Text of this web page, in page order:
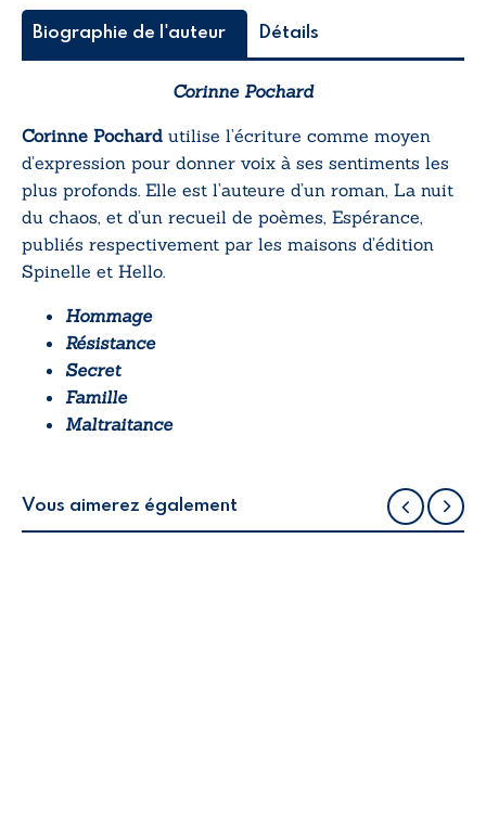
Biographie de l'auteur Détails
Corinne Pochard
Corinne Pochard utilise l’écriture comme moyen
d’expression pour donner voix à ses sentiments les
plus profonds. Elle est l’auteure d’un roman, La nuit
du chaos, et d’un recueil de poèmes, Espérance,
publiés respectivement par les maisons d’édition
Spinelle et Hello.
Hommage
Résistance
Secret
Famille
Maltraitance
Vous aimerez également